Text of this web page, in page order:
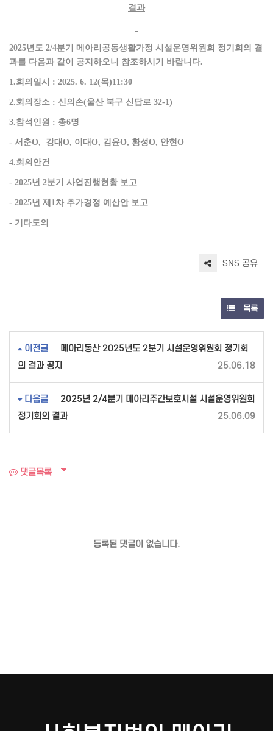
결과
2025년도 2/4분기 메아리공동생활가정 시설운영위원회 정기회의 결
과를 다음과 같이 공지하오니 참조하시기 바랍니다.
1.회의일시 : 2025. 6. 12(목)11:30
2.회의장소 : 신의손(울산 북구 신답로 32-1)
3.참석인원 : 총6명
- 서춘O, 강대 O, 이대 O, 김윤O, 황성O, 안현O
4.회의안건
- 2025년 2분기 사업진행현황 보고
- 2025년 제1차 추가경정 예산안 보고
- 기타도의
SNS 공유
목록
이전글
메아리동산 2025년도 2분기 시설운영위원회 정기회
의 결과 공지
25.06.18
다음글
2025년 2/4분기 메아리주간보호시설 시설운영위원회
정기회의 결과
25.06.09
댓글목록
등록된 댓글이 없습니다.